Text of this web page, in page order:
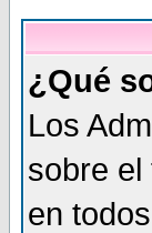
¿Qué
Los
sobre el
en